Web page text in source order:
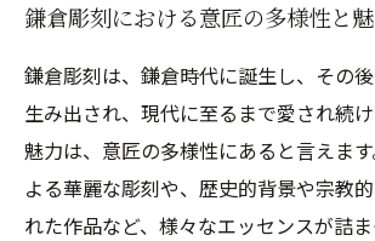
鎌倉彫刻における意匠の多様性と
鎌倉彫刻は、鎌倉時代に誕生し、その
生み出され、現代に至るまで愛され続
魅力は、意匠の多様性にあると言えま
よる華麗な彫刻や、歴史的背景や宗教
れた作品など、様々なエッセンスが詰